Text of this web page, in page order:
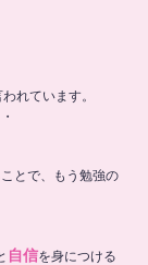
われています。
ことで、もう勉強の
自信を身につける